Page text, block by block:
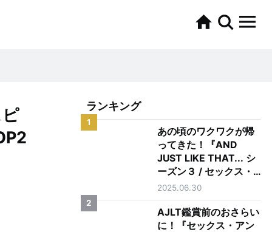
ランキング
1
あの頃のワクワクが帰
ってきた！『AND
JUST LIKE THAT... シ
ーズン３ / セックス・
アンド・ザ・シティ新
章』を正直レビュー
2025.06.30
2
AJLT鑑賞前のおさらい
に！『セックス・アン